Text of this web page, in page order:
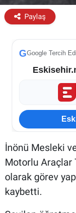
Paylaş
GGoogle Tercih
İnönü Mesleki
Motorlu Araçlar
olarak görev
kaybetti.